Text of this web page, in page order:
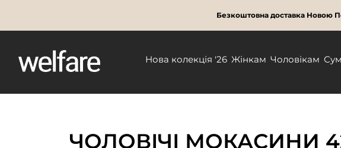
Безкоштовна доставка Новою
Нова колекція '26 Жінкам Чоловікам
ЧОЛОВІЧІ МОКАСИНИ